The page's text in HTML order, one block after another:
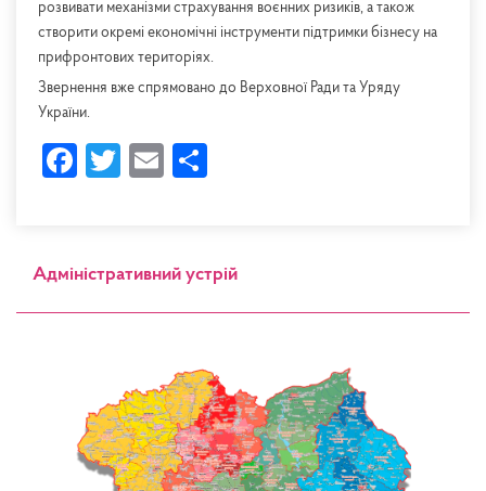
розвивати механізми страхування воєнних ризиків, а також
створити окремі економічні інструменти підтримки бізнесу на
прифронтових територіях.
Звернення вже спрямовано до Верховної Ради та Уряду
України.
Facebook
Twitter
Email
Адміністративний устрій